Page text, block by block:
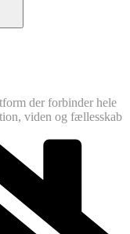
der forbinder hele
viden og fællesskab